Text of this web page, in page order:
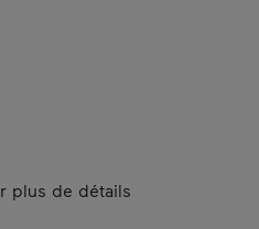
plus de détails